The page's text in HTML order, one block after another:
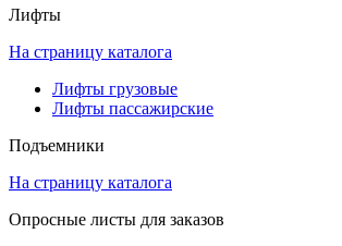
Лифты
На страницу каталога
Лифты грузовые
Лифты пассажирские
Подъемники
На страницу каталога
Опросные листы для заказов